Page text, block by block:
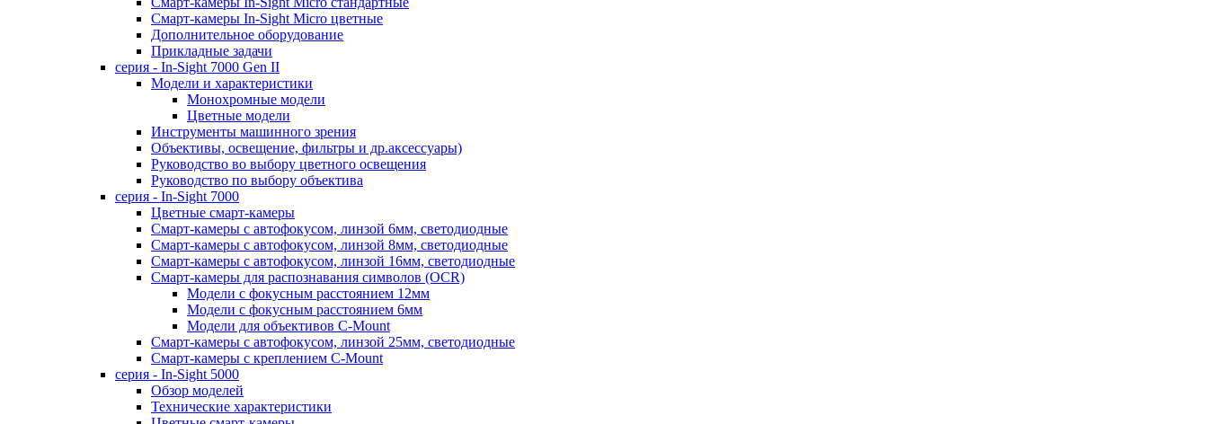
Cмарт-камеры In-Sight Micro цветные
Дополнительное оборудование
Прикладные задачи
cерия - In-Sight 7000 Gen II
Модели и характеристики
Монохромные модели
Цветные модели
Инструменты машинного зрения
Объективы, освещение, фильтры и др.аксессуары)
Руководство во выбору цветного освещения
Руководство по выбору объектива
серия - In-Sight 7000
Цветные смарт-камеры
Смарт-камеры с автофокусом, линзой 6мм, светодиодные
Смарт-камеры с автофокусом, линзой 8мм, светодиодные
Смарт-камеры с автофокусом, линзой 16мм, светодиодные
Смарт-камеры для распознавания символов (OCR)
Модели с фокусным расстоянием 12мм
Модели с фокусным расстоянием 6мм
Модели для объективов C-Mount
Смарт-камеры с автофокусом, линзой 25мм, светодиодные
Смарт-камеры с креплением C-Mount
серия - In-Sight 5000
Обзор моделей
Технические характеристики